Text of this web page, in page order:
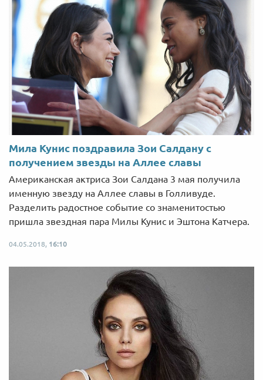
Мила Кунис поздравила Зои Салдану с
получением звезды на Аллее славы
Американская актриса Зои Салдана 3 мая получила
именную звезду на Аллее славы в Голливуде.
Разделить радостное событие со знаменитостью
пришла звездная пара Милы Кунис и Эштона Катчера.
04.05.2018, 16:10